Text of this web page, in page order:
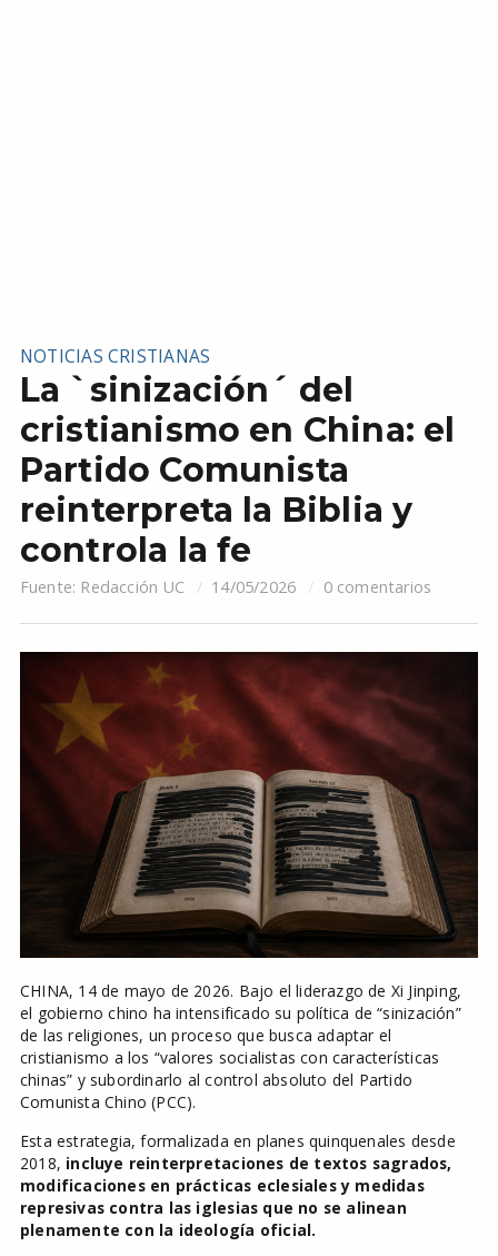
NOTICIAS CRISTIANAS
La `sinización´ del
cristianismo en China: el
Partido Comunista
reinterpreta la Biblia y
controla la fe
Fuente: Redacción UC 14/05/2026 0 comentarios
CHINA, 14 de mayo de 2026. Bajo el liderazgo de Xi Jinping,
el gobierno chino ha intensificado su política de “sinización”
de las religiones, un proceso que busca adaptar el
cristianismo a los “valores socialistas con características
chinas” y subordinarlo al control absoluto del Partido
Comunista Chino (PCC).
Esta estrategia, formalizada en planes quinquenales desde
2018, incluye reinterpretaciones de textos sagrados,
modificaciones en prácticas eclesiales y medidas
represivas contra las iglesias que no se alinean
plenamente con la ideología oficial.